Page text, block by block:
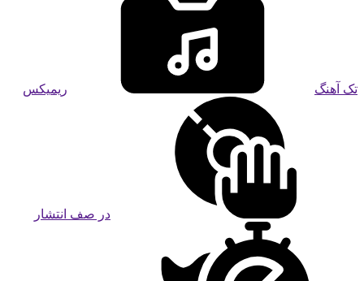
تک آهنگ ریمیکس
در صف انتشار